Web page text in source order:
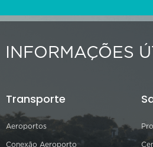
INFORMAÇÕES
Transporte
Aeroportos
Conexão Aeroporto